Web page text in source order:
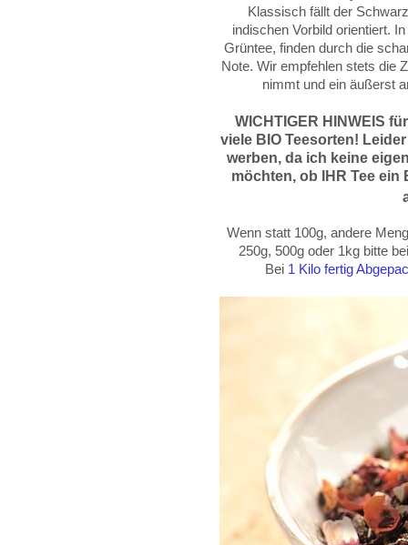
Klassisch fällt der
indischen Vorbild orientiert.
Grüntee, finden durch die
Note. Wir empfehlen stets die
nimmt und ein äußerst
WICHTIGER HINWEIS
viele BIO Teesorten!
werben, daich keine
möchten, ob IHR Tee ein
Wenn statt 100g, andere
250g, 500g oder 1kg bitte
Bei 1 Kilo fertig